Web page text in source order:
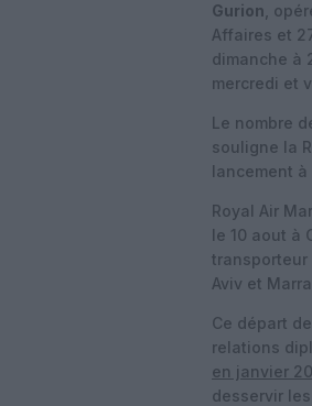
Gurion ,
Affaires et
dimanche à
mercredi et
Le nombre
souligne la
lancement à
Royal Air
le 10 aout à
Aviv et
Ce départ
relations
en janvier
desservir